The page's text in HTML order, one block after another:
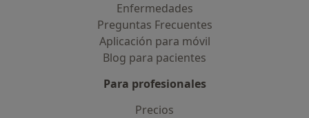
Enfermedades
Preguntas Frecuentes
Aplicación para móvil
Blog para pacientes
Para profesionales
Precios